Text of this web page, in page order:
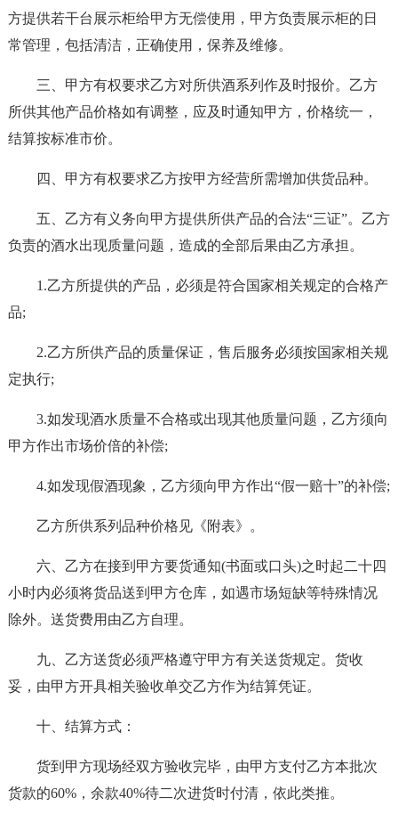
方提供若干台展示柜给甲方无偿使用，甲方负责展示柜的日
常管理，包括清洁，正确使用，保养及维修。
三、甲方有权要求乙方对所供酒系列作及时报价。乙方
所供其他产品价格如有调整，应及时通知甲方，价格统一，
结算按标准市价。
四、甲方有权要求乙方按甲方经营所需增加供货品种。
五、乙方有义务向甲方提供所供产品的合法“三证”。乙方
负责的酒水出现质量问题，造成的全部后果由乙方承担。
1.乙方所提供的产品，必须是符合国家相关规定的合格产
品;
2.乙方所供产品的质量保证，售后服务必须按国家相关规
定执行;
3.如发现酒水质量不合格或出现其他质量问题，乙方须向
甲方作出市场价倍的补偿;
4.如发现假酒现象，乙方须向甲方作出“假一赔十”的补偿;
乙方所供系列品种价格见《附表》。
六、乙方在接到甲方要货通知(书面或口头)之时起二十四
小时内必须将货品送到甲方仓库，如遇市场短缺等特殊情况
除外。送货费用由乙方自理。
九、乙方送货必须严格遵守甲方有关送货规定。货收
妥，由甲方开具相关验收单交乙方作为结算凭证。
十、结算方式：
货到甲方现场经双方验收完毕，由甲方支付乙方本批次
货款的60%，余款40%待二次进货时付清，依此类推。